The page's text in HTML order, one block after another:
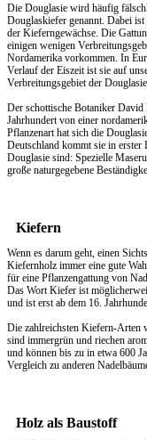
Die Douglasie wird häufig
Douglaskiefer genannt. Dabei
der Kieferngewächse. Die
einigen wenigen
Nordamerika vorkommen. In
Verlauf der Eiszeit ist sie auf
Verbreitungsgebiet der
Der schottische Botaniker David
Jahrhundert von einer
Pflanzenart hat sich die
Deutschland kommt sie in
Douglasie sind: Spezielle
große naturgegebene
Kiefern
Wenn es darum geht, einen
Kiefernholz immer eine gute
für eine Pflanzengattung von
Das Wort Kiefer ist
und ist erst ab dem 16.
Die zahlreichsten Kiefern-Arten
sind immergrün und riechen
und können bis zu in etwa 600
Vergleich zu anderen
Holz als Baustoff